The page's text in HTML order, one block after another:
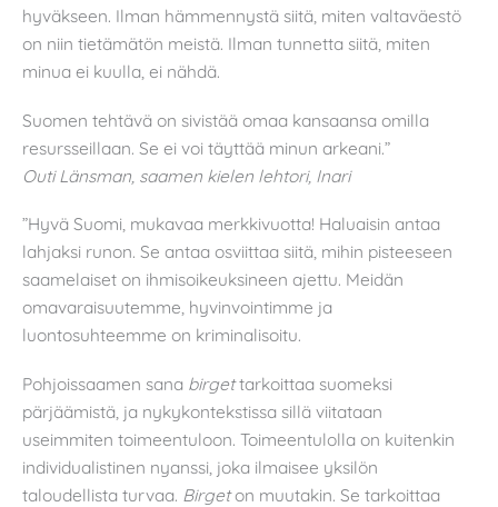
hyväkseen. Ilman hämmennystä siitä, miten valtaväestö
on niin tietämätön meistä. Ilman tunnetta siitä, miten
minua ei kuulla, ei nähdä.
Suomen tehtävä on sivistää omaa kansaansa omilla
resursseillaan. Se ei voi täyttää minun arkeani.”
Outi Länsman, saamen kielen lehtori, Inari
”Hyvä Suomi, mukavaa merkkivuotta! Haluaisin antaa
lahjaksi runon. Se antaa osviittaa siitä, mihin pisteeseen
saamelaiset on ihmisoikeuksineen ajettu. Meidän
omavaraisuutemme, hyvinvointimme ja
luontosuhteemme on kriminalisoitu.
Pohjoissaamen sana birgettarkoittaa suomeksi
pärjäämistä, ja nykykontekstissa sillä viitataan
useimmiten toimeentuloon. Toimeentulolla on kuitenkin
individualistinen nyanssi, joka ilmaisee yksilön
taloudellista turvaa. Birgeton muutakin. Se tarkoittaa